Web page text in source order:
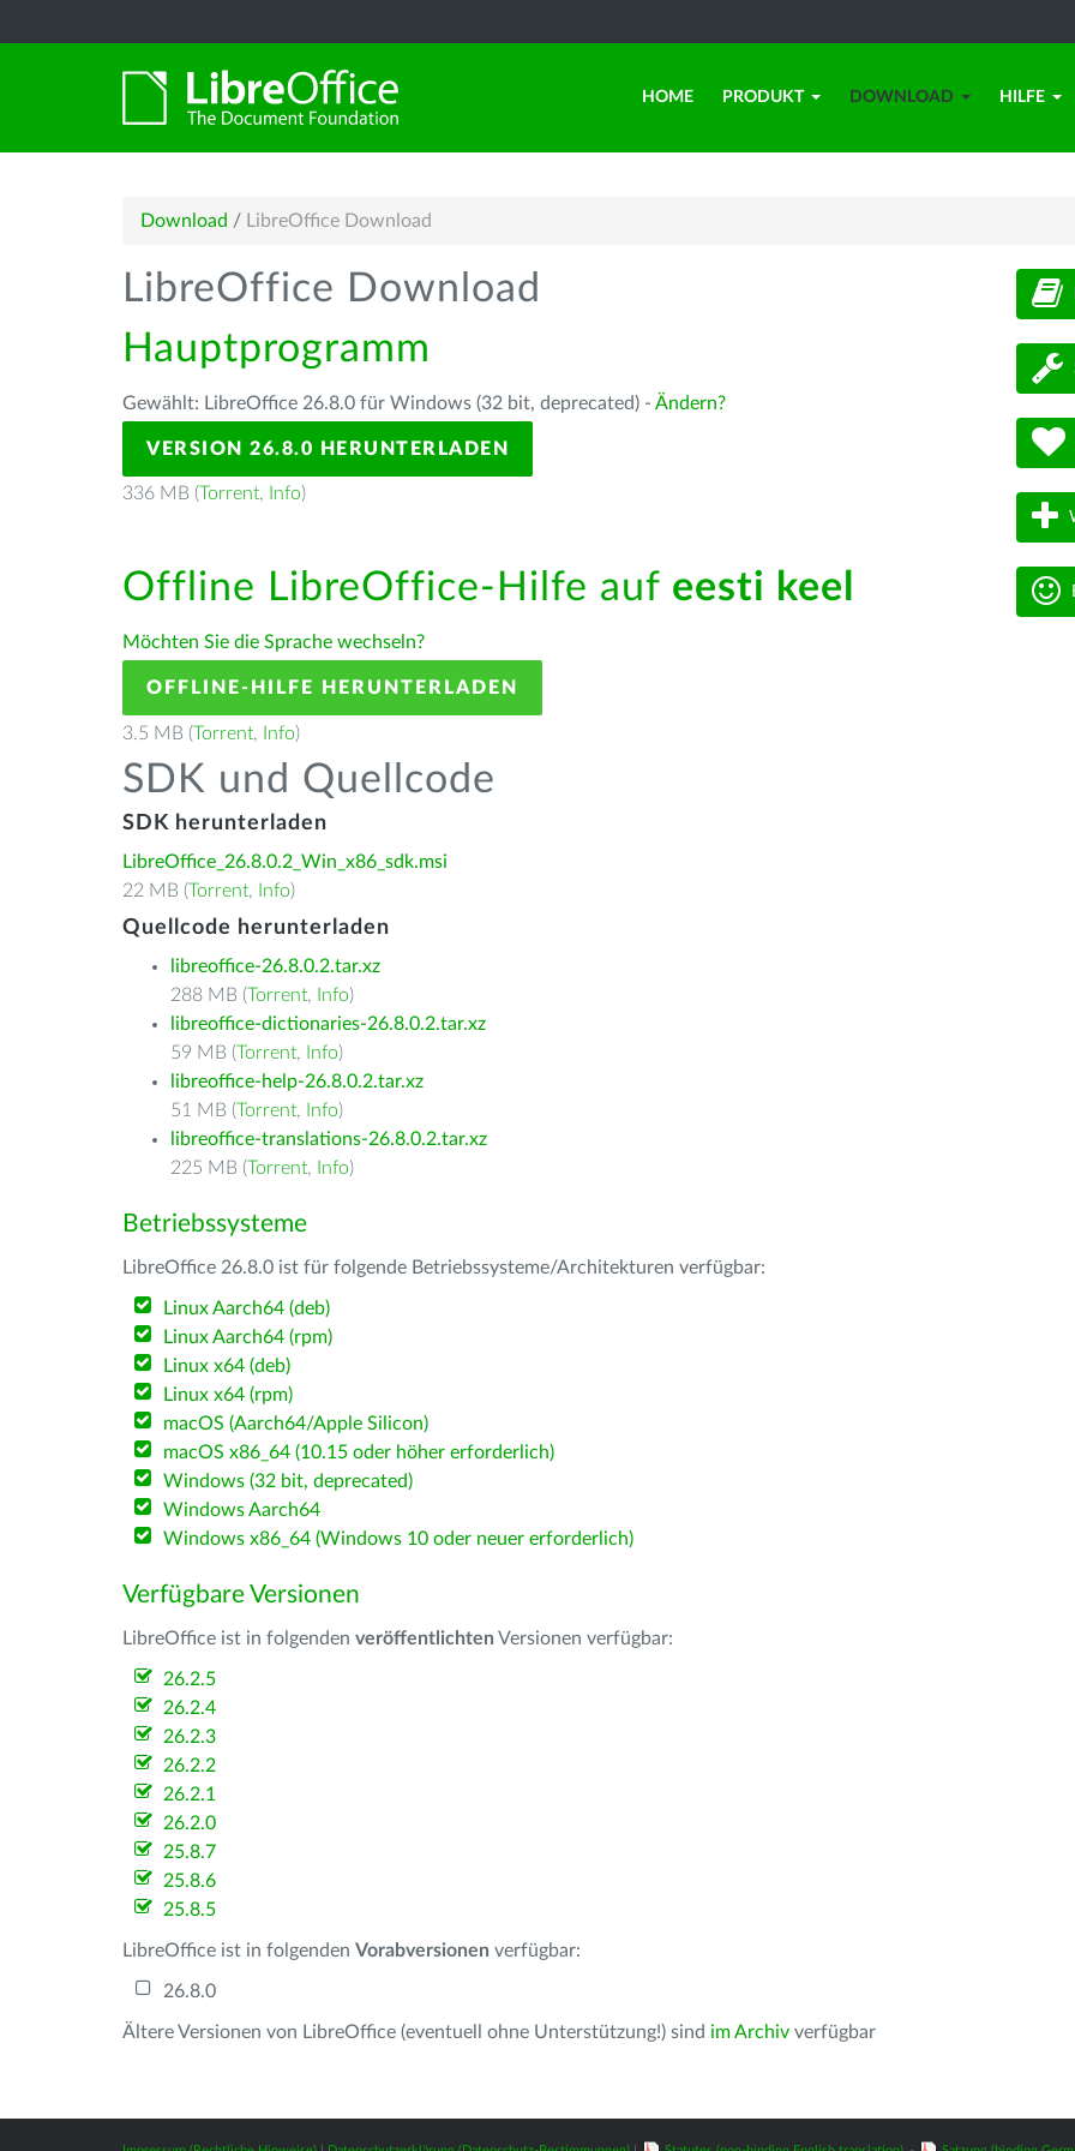
HOME PRODUKT DOWNLOAD HILFE
Download / LibreOffice Download
LibreOffice Download
Hauptprogramm
Gewählt: LibreOffice 26.8.0 für Windows (32 bit, deprecated) - Ändern?
VERSION 26.8.0 HERUNTERLADEN
336 MB (Torrent, Info)
Offline LibreOffice-Hilfe auf eesti keel
Möchten Sie die Sprache wechseln?
OFFLINE-HILFE HERUNTERLADEN
3.5 MB (Torrent, Info)
SDK und Quellcode
SDK herunterladen
LibreOffice_26.8.0.2_Win_x86_sdk.msi
22 MB (Torrent, Info)
Quellcode herunterladen
libreoffice-26.8.0.2.tar.xz
288 MB (Torrent, Info)
libreoffice-dictionaries-26.8.0.2.tar.xz
59 MB (Torrent, Info)
libreoffice-help-26.8.0.2.tar.xz
51 MB (Torrent, Info)
libreoffice-translations-26.8.0.2.tar.xz
225 MB (Torrent, Info)
Betriebssysteme
LibreOffice 26.8.0 ist für folgende Betriebssysteme/Architekturen verfügbar:
Linux Aarch64 (deb)
Linux Aarch64 (rpm)
Linux x64 (deb)
Linux x64 (rpm)
macOS (Aarch64/Apple Silicon)
macOS x86_64 (10.15 oder höher erforderlich)
Windows (32 bit, deprecated)
Windows Aarch64
Windows x86_64 (Windows 10 oder neuer erforderlich)
Verfügbare Versionen
LibreOffice ist in folgenden veröffentlichten Versionen verfügbar:
26.2.5
26.2.4
26.2.3
26.2.2
26.2.1
26.2.0
25.8.7
25.8.6
25.8.5
LibreOffice ist in folgenden Vorabversionen verfügbar:
26.8.0
Ältere Versionen von LibreOffice (eventuell ohne Unterstützung!) sind im Archiv verfügbar